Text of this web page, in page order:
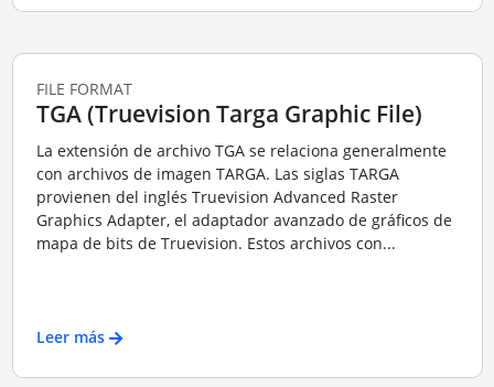
FILE FORMAT
TGA (Truevision Targa Graphic File)
La extensión de archivo TGA se relaciona generalmente
con archivos de imagen TARGA. Las siglas TARGA
provienen del inglés Truevision Advanced Raster
Graphics Adapter, el adaptador avanzado de gráficos de
mapa de bits de Truevision. Estos archivos con...
Leer más